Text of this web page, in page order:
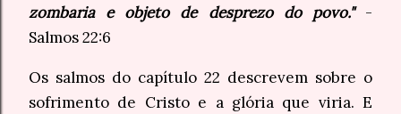
zombaria e objeto de desprezo do povo."-
Salmos 22:6
Os salmos do capítulo 22 descrevem sobre o
sofrimento de Cristo e a glória que viria. E